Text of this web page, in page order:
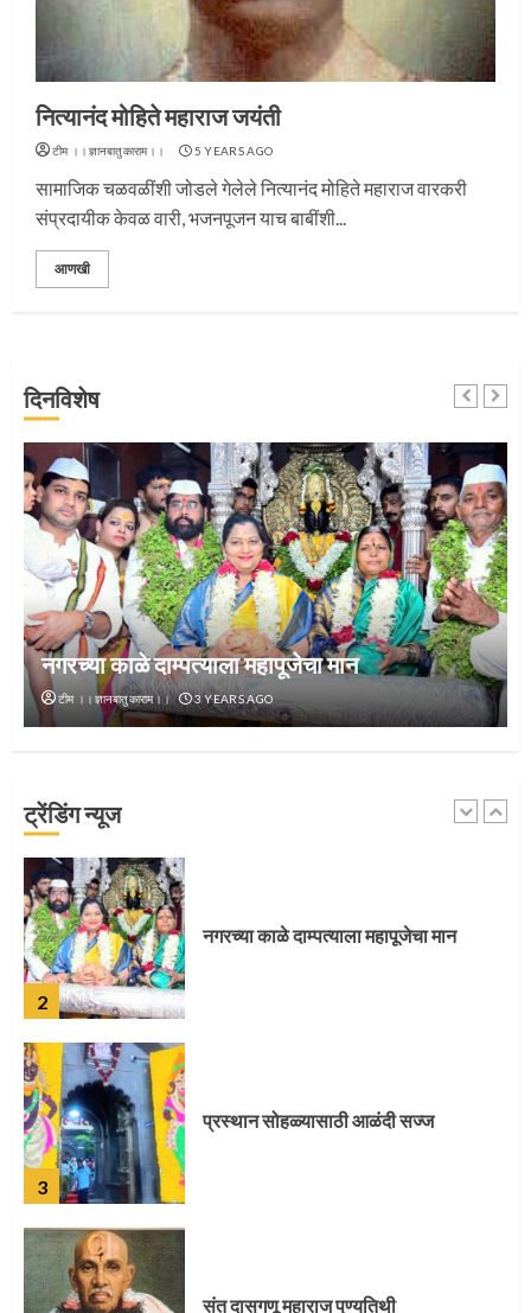
नित्यानंद मोहिते महाराज जयंती
टीम ।।ज्ञानबातुकाराम।। 5 YEARS AGO
सामाजिक चळवळींशी जोडले गेलेले नित्यानंद मोहिते महाराज वारकरी
संप्रदायीक केवळ वारी, भजनपूजन याच बाबींशी...
आणखी
दिनविशेष
नगरच्या काळे दाम्पत्याला महापूजेचा मान
टीम ।।ज्ञानबातुकाराम।। 3 YEARS AGO
ट्रेंडिंग न्यूज
3
प्रस्थान सोहळ्यासाठी आळंदी सज्ज
4
संत दासगणू महाराज पुण्यतिथी
5
1
‘तुकाराम तुकाराम’ गजरी दुमदुमली देहूनगरी
2
3
4